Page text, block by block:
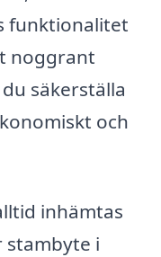
funktionalitet
noggrant
säkerställa
och
inhämtas
i